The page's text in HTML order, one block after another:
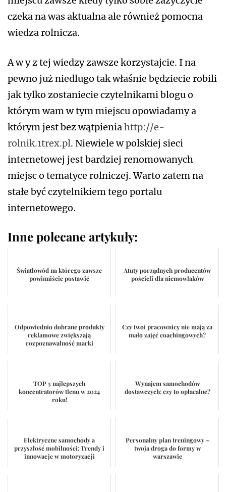
czeka na was aktualna ale również pomocna
wiedza rolnicza.
A w y z tej wiedzy zawsze korzystajcie. I na
pewno już niedlugo tak właśnie będziecie robili
jak tylko zostaniecie czytelnikami blogu o
którym wam w tym miejscu opowiadamy a
którym jest bez wątpieniahttp://e-
rolnik.1trex.pl. Niewiele w polskiej sieci
internetowej jest bardziej renomowanych
miejsc o tematyce rolniczej. Warto zatem na
stałe być czytelnikiem tego portalu
internetowego.
Inne polecane artykuły:
Światłowód na którego zawsze
powinniście postawić
Atuty porządnych producentów
pościeli dla niemowlaków
Odpowiednio dobrane produkty
reklamowe zwiększają
rozpoznawalność marki
Czy twoi pracownicy nie mają za
mało zajęć coachingowych?
TOP 5 najlepszych
koncentratorów tlenu w 2024
roku!
Wynajem samochodów
dostawczych: czy to opłacalne?
Elektryczne samochody a
przyszłość mobilności: Trendy i
innowacje w motoryzacji
Personalny plan treningowy –
twoja droga do formy w
warszawie